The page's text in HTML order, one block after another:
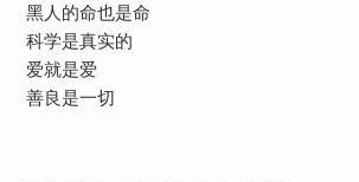
黑人的命也是命
科学是真实的
爱就是爱
善良是一切